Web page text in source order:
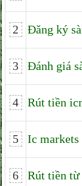
2 Đăng ký
3 Đánh giá
4 Rút tiền
5 Ic markets
6 Rút tiền